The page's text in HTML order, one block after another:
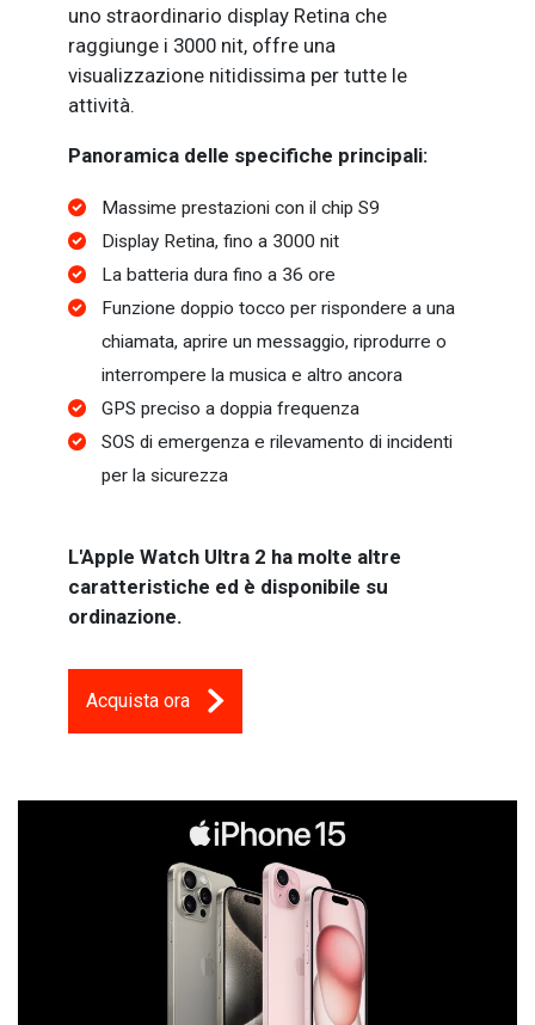
uno straordinario display Retina che
raggiunge i 3000 nit, offre una
visualizzazione nitidissima per tutte le
attività.
Panoramica delle specifiche principali:
Massime prestazioni con il chip S9
Display Retina, fino a 3000 nit
La batteria dura fino a 36 ore
Funzione doppio tocco per rispondere a una
chiamata, aprire un messaggio, riprodurre o
interrompere la musica e altro ancora
GPS preciso a doppia frequenza
SOS di emergenza e rilevamento di incidenti
per la sicurezza
L'Apple Watch Ultra 2 ha molte altre
caratteristiche ed è disponibile su
ordinazione.
Acquista ora